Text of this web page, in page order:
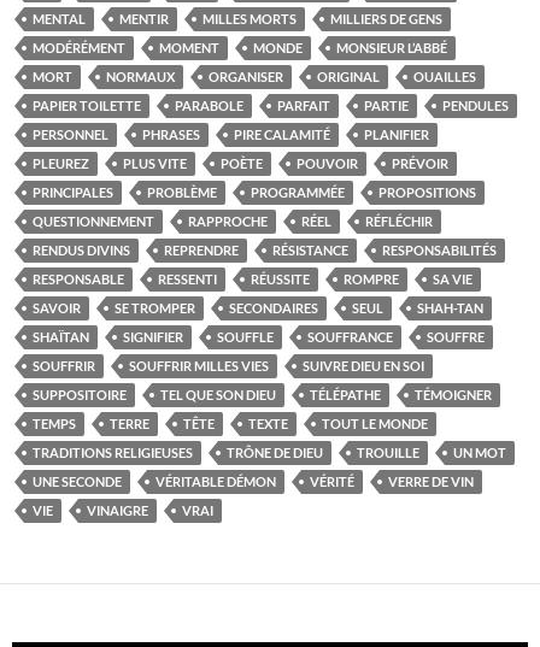
MENTAL
MENTIR MILLES MORTS
MILLIERS DE GENS
MODÉRÉMENT
MOMENT MONDE
MONSIEUR L’ABBÉ
MORT
NORMAUX ORGANISER ORIGINAL
OUAILLES
PAPIER TOILETTE
PARABOLE PARFAIT PARTIE
PENDULES
PERSONNEL
PHRASES PIRE CALAMITÉ
PLANIFIER
PLEUREZ
PLUS VITE POÈTE POUVOIR
PRÉVOIR
PRINCIPALES
PROBLÈME PROGRAMMÉE
PROPOSITIONS
QUESTIONNEMENT
RAPPROCHE RÉEL
RÉFLÉCHIR
RENDUS DIVINS
REPRENDRE RÉSISTANCE
RESPONSABILITÉS
RESPONSABLE
RESSENTI RÉUSSITE ROMPRE
SA VIE
SAVOIR
SE TROMPER SECONDAIRES SEUL
SHAH-TAN
SHAÏTAN
SIGNIFIER SOUFFLE SOUFFRANCE
SOUFFRE
SOUFFRIR
SOUFFRIR MILLES VIES
SUIVRE DIEU EN SOI
SUPPOSITOIRE
TEL QUE SON DIEU TÉLÉPATHE
TÉMOIGNER
TEMPS
TERRE TÊTE TEXTE
TOUT LE MONDE
TRADITIONS RELIGIEUSES
TRÔNE DE DIEU TROUILLE
UN MOT
UNE SECONDE
VÉRITABLE DÉMON VÉRITÉ
VERRE DE VIN
VIE
VINAIGRE VRAI